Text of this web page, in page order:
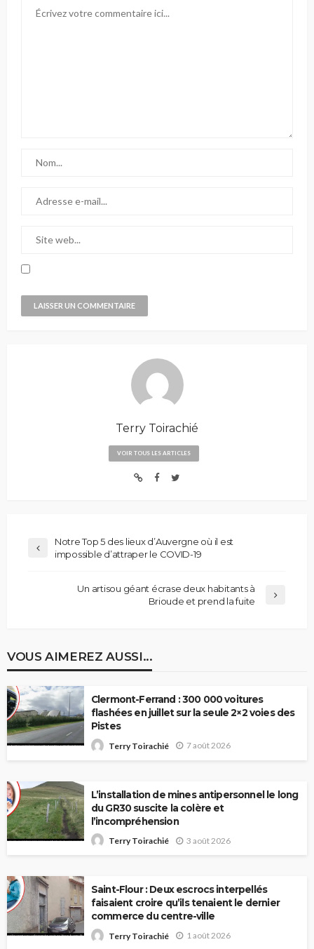
Terry Toirachié
VOIR TOUS LES ARTICLES
Notre Top 5 des lieux d’Auvergne où il est
impossible d’attraper le COVID-19
Un artisou géant écrase deux habitants à
Brioude et prend la fuite
VOUS AIMEREZ AUSSI...
Clermont-Ferrand : 300 000 voitures
flashées en juillet sur la seule 2×2 voies des
Pistes
Terry Toirachié 7 août 2026
L’installation de mines antipersonnel le long
du GR30 suscite la colère et
l’incompréhension
Terry Toirachié 3 août 2026
Saint-Flour : Deux escrocs interpellés
faisaient croire qu’ils tenaient le dernier
commerce du centre-ville
Terry Toirachié 1 août 2026